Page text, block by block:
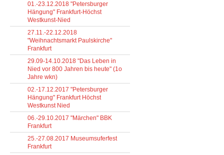
01.-23.12.2018 "Petersburger
Hängung" Frankfurt-Höchst
Westkunst-Nied
27.11.-22.12.2018
"Weihnachtsmarkt Paulskirche"
Frankfurt
29.09-14.10.2018 "Das Leben in
Nied vor 800 Jahren bis heute" (1o
Jahre wkn)
02.-17.12.2017 "Petersburger
Hängung" Frankfurt Höchst
Westkunst Nied
06.-29.10.2017 "Märchen" BBK
Frankfurt
25.-27.08.2017 Museumsuferfest
Frankfurt